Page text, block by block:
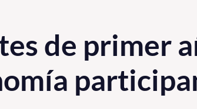
de primer